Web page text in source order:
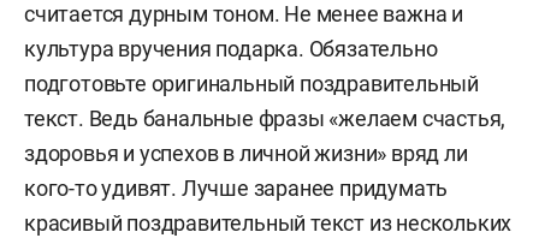
считается дурным тоном. Не менее важна и
культура вручения подарка. Обязательно
подготовьте оригинальный поздравительный
текст. Ведь банальные фразы «желаем счастья,
здоровья и успехов в личной жизни» вряд ли
кого-то удивят. Лучше заранее придумать
красивый поздравительный текст из нескольких